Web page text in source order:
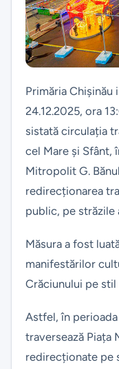
Primăria Chișinău
24.12.2025, ora
sistată circulația
cel Mare și Sfânt,
Mitropolit G.
redirecționarea
public, pe străzile
Măsura a fost
manifestărilor
Crăciunului pe stil
Astfel, în
traversează Piața
redirecționate pe